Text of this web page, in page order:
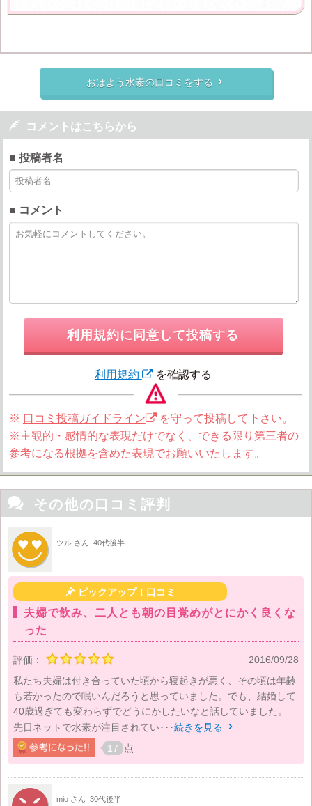
おはよう水素の口コミをする 
 コメントはこちらから
■ 投稿者名
■ コメント
利用規約に同意して投稿する
利用規約 を確認する
※ 口コミ投稿ガイドライン
を守って投稿して下さい。
※主観的・感情的な表現だけでなく、できる限り第三者の
参考になる根拠を含めた表現でお願いいたします。
 その他の口コミ評判
ツル さん 40代後半
ピックアップ！口コミ
夫婦で飲み、二人とも朝の目覚めがとにかく良くな
った
評価：
2016/09/28
私たち夫婦は付き合っていた頃から寝起きが悪く、その頃は年齢
も若かったので眠いんだろうと思っていました。でも、結婚して
40歳過ぎても変わらずでどうにかしたいなと話していました。
先日ネットで水素が注目されてい･･･続きを見る 
17 点
mio さん 30代後半